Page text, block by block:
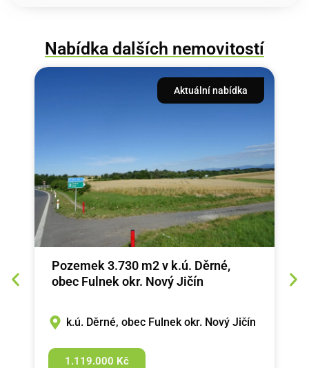
Nabídka dalších nemovitostí
Aktuální nabídka
Pozemek 3.730 m2 v k.ú. Děrné,
obec Fulnek okr. Nový Jičín
k.ú. Děrné, obec Fulnek okr. Nový Jičín
1.119.000 Kč